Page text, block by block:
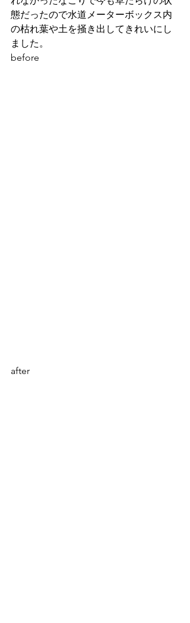
態だったので水道メーターボックス内
の枯れ葉や土を掻き出してきれいにし
ました。
before
after